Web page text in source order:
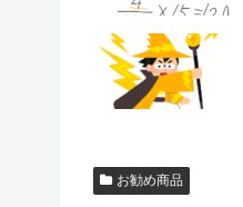
お勧め商品